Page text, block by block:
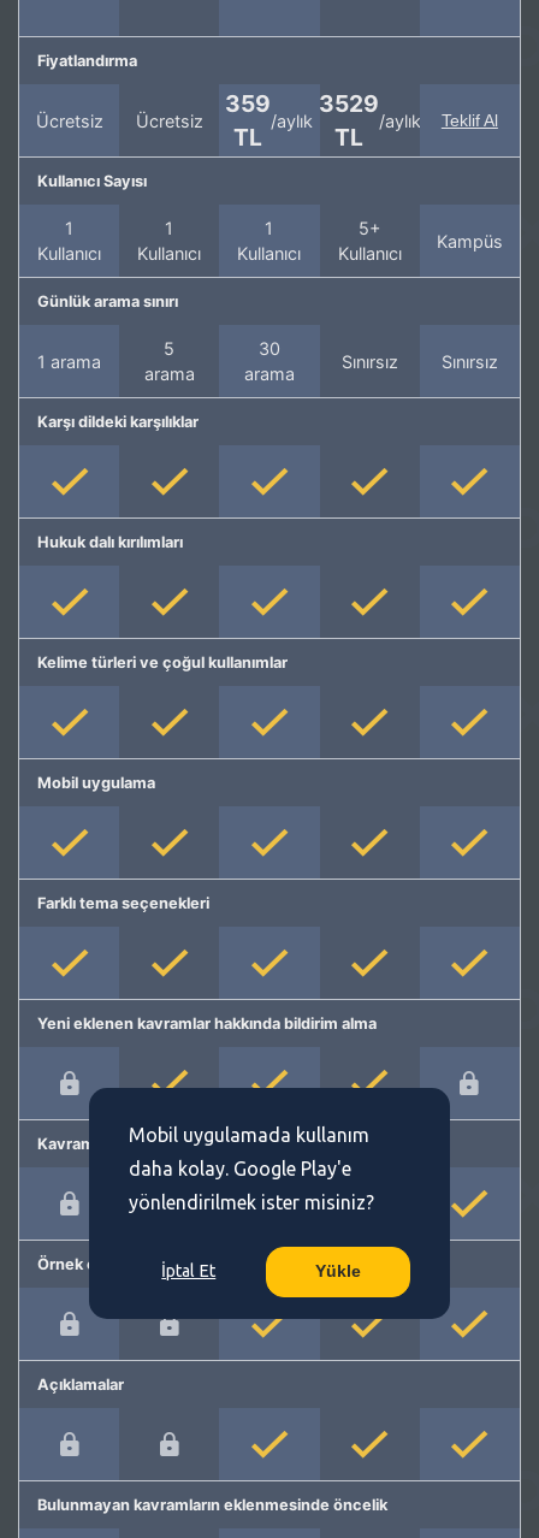
Fiyatlandırma
Ücretsiz Ücretsiz
359
TL
/aylık
3529
TL
/aylık Teklif Al
Kullanıcı Sayısı
1
Kullanıcı
1
Kullanıcı
1
Kullanıcı
5+
Kullanıcı
Kampüs
Günlük arama sınırı
1 arama
5
arama
30
arama
Sınırsız Sınırsız
Karşı dildeki karşılıklar
Hukuk dalı kırılımları
Kelime türleri ve çoğul kullanımlar
Mobil uygulama
Farklı tema seçenekleri
Yeni eklenen kavramlar hakkında bildirim alma
Kavram önerme
Örnek cümleler
Açıklamalar
Bulunmayan kavramların eklenmesinde öncelik
Mobil uygulamada kullanım
daha kolay. Google Play'e
yönlendirilmek ister misiniz?
İptal Et Yükle